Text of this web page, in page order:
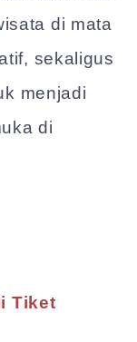
di mata
sekaligus
menjadi
di
Tiket